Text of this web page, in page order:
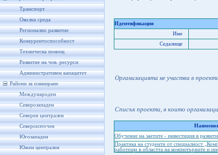
Транспорт
Околна среда
Регионално развитие
Конкурентоспособност
Техническа помощ
Развитие на чов. ресурси
Административен капацитет
Райони за планиране
Международен
Северозападен
Северен централен
Североизточен
Югозападен
Южен централен
Идентификация
Име
Седалище
Организацията не участва в
Списък проекти, в които
Обучение на заетите - инвестиция в
Практика на студенти от специалност
работещи в областта на компютърните и